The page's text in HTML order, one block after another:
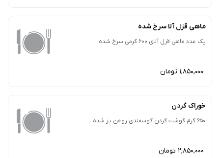
ماهی قزل آلا سرخ شده
یک عدد ماهی قزل آلای 600 گرمی سرخ شده
1,850,000 تومان
خوراک گردن
650 گرم گوشت گردن گوسفندی روغن پز شده
2,850,000 تومان